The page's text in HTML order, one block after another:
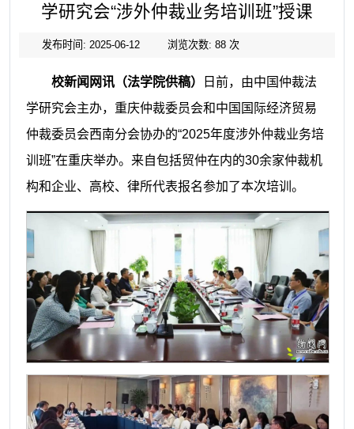
学研究会“涉外仲裁业务培训班”授课
发布时间: 2025-06-12 浏览次数: 88次
校新闻网讯（法学院供稿）
日前，由中国仲裁法
学研究会主办，重庆仲裁委员会和中国国际经济贸易
仲裁委员会西南分会协办的“2025年度涉外仲裁业务培
训班”在重庆举办。来自包括贸仲在内的30余家仲裁机
构和企业、高校、律所代表报名参加了本次培训。